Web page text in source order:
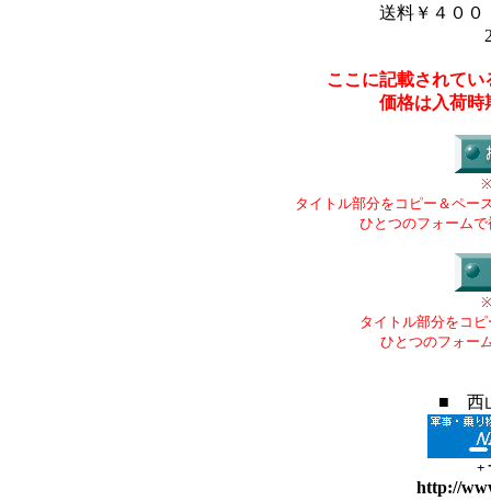
送料￥４００
ここに記載されて
価格は入荷時
タイトル部分をコピー＆ペー
ひとつのフォーム
タイトル部分をコ
ひとつのフォー
■ 西
+
http://